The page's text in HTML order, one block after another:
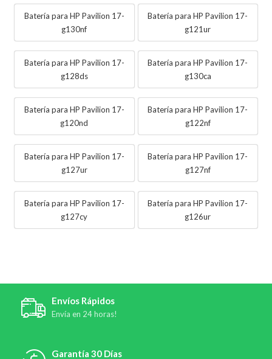
Batería para HP Pavilion 17-
g130nf
Batería para HP Pavilion 17-
g121ur
Batería para HP Pavilion 17-
g128ds
Batería para HP Pavilion 17-
g130ca
Batería para HP Pavilion 17-
g120nd
Batería para HP Pavilion 17-
g122nf
Batería para HP Pavilion 17-
g127ur
Batería para HP Pavilion 17-
g127nf
Batería para HP Pavilion 17-
g127cy
Batería para HP Pavilion 17-
g126ur
Envíos Rápidos
Envía en 24 horas!
Garantía 30 Días